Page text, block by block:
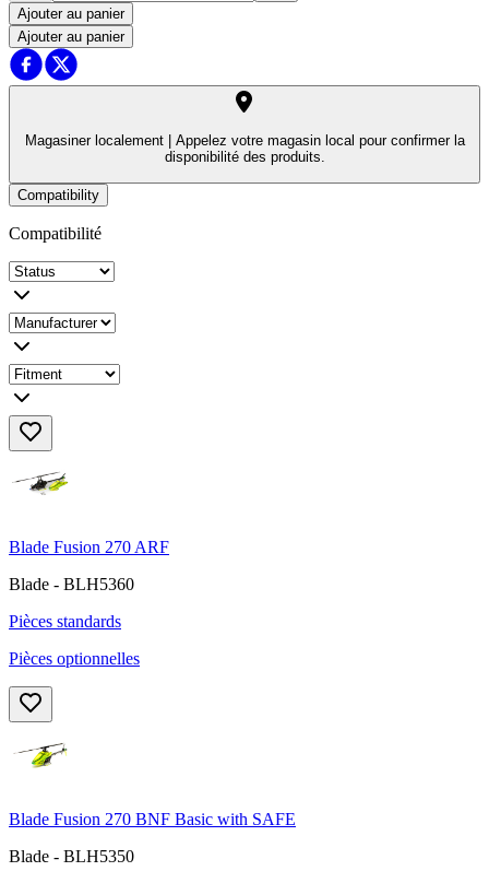
Ajouter au panier
Ajouter au panier
Magasiner localement |
Appelez votre magasin local pour confirmer la
disponibilité des produits.
Compatibility
Compatibilité
Blade Fusion 270 ARF
Blade - BLH5360
Pièces standards
Pièces optionnelles
Blade Fusion 270 BNF Basic with SAFE
Blade - BLH5350